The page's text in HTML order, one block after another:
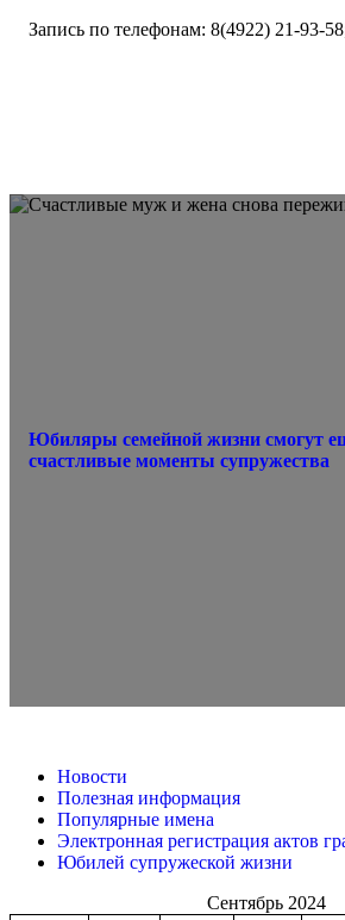
Запись по телефонам: 8(4922) 21-93-
Юбиляры семейной жизни смогут
счастливые моменты супружества
Новости
Полезная информация
Популярные имена
Электронная регистрация актов
Юбилей супружеской жизни
Сентябрь 2024